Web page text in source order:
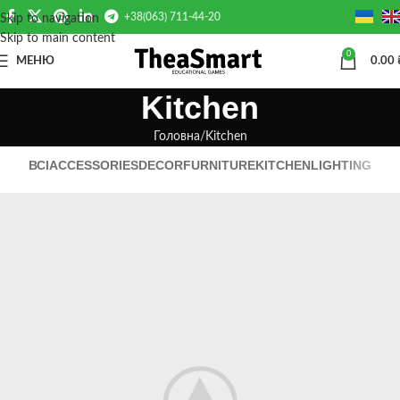
Skip to navigation
Skip to main content
+38(063) 711-44-20
МЕНЮ
0
0.00
Kitchen
Головна Kitchen
ВСІACCESSORIESDECORFURNITUREKITCHENLIGHTING